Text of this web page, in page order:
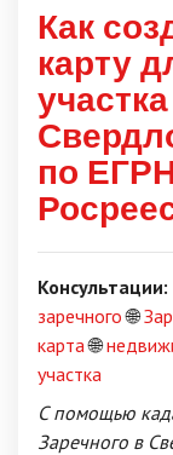
Как
карту
по
Консультации:
заречного🌐
карта🌐
участка
С помощью
Заречного в